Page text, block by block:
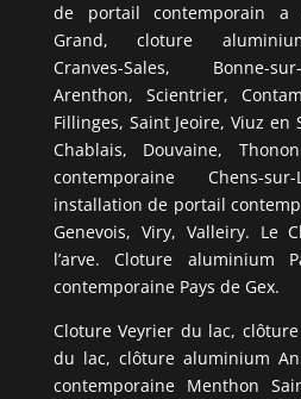
de portail contemporain a
Grand, cloture
Cranves-Sales, Bonne-
Arenthon, Scientrier,
Fillinges, Saint Jeoire, Viuz en
Chablais, Douvaine,
contemporaine Chens-
installation de portail
Genevois, Viry, Valleiry. Le
l’arve. Cloture aluminium
contemporaine Pays de Gex.
Cloture Veyrier du lac,
du lac, clôture aluminium
contemporaine Menthon